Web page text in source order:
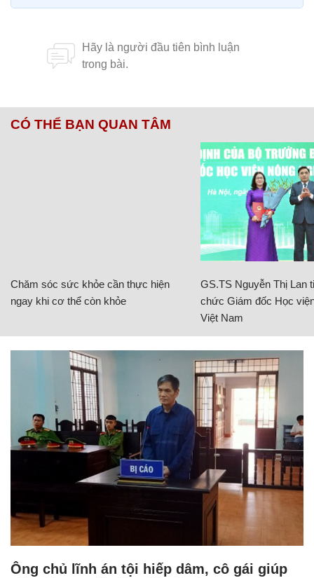
CÓ THỂ BẠN QUAN TÂM
Chăm sóc sức khỏe cần thực hiện
ngay khi cơ thể còn khỏe
GS.TS Nguyễn Thị Lan
chức Giám đốc Học
Việt Nam
Ông chủ lĩnh án tội hiếp dâm, cô gái giúp